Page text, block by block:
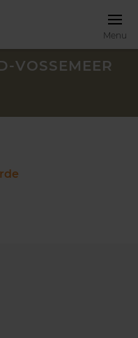
Menu
VOSSEMEER